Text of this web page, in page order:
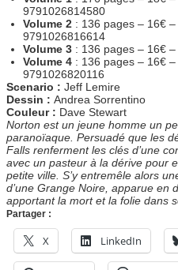
9791026814580
Volume 2 : 136 pages – 16€
9791026816614
Volume 3 : 136 pages – 16€
Volume 4 : 136 pages – 16€
9791026820116
Scenario : Jeff Lemire
Dessin : Andrea Sorrentino
Couleur : Dave Stewart
Norton est un jeune homme un
paranoïaque. Persuadé que les
Falls renferment les clés d’une
avec un pasteur à la dérive pour
petite ville. S’y entremêle alors
d’une Grange Noire, apparue en
apportant la mort et la folie dans
Partager :
X LinkedIn